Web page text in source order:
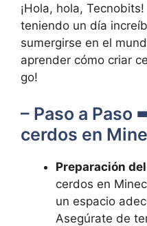
¡Hola, hola,
teniendo un día
sumergirse en el
aprender‍ cómo criar
‌go!
– ⁣Paso a Paso
cerdos en
Preparación
cerdos en
un espacio
Asegúrate de